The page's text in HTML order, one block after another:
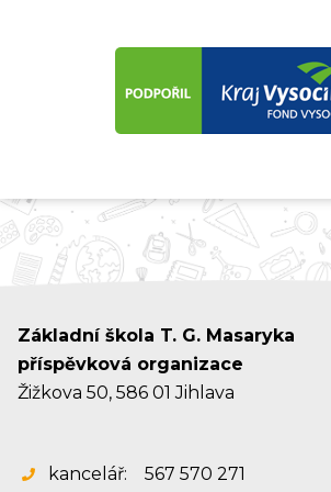
Základní škola T. G. Masaryka
příspěvková organizace
Žižkova 50, 586 01 Jihlava
kancelář:
567 570 271